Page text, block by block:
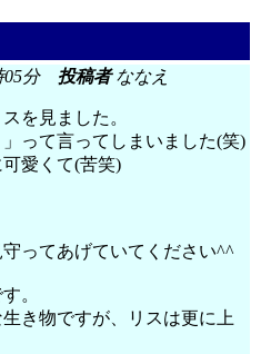
05分 投稿者ななえ
を見ました。
って言ってしまいました(笑)
愛くて(苦笑)
ってあげていてください^^
。
き物ですが、リスは更に上